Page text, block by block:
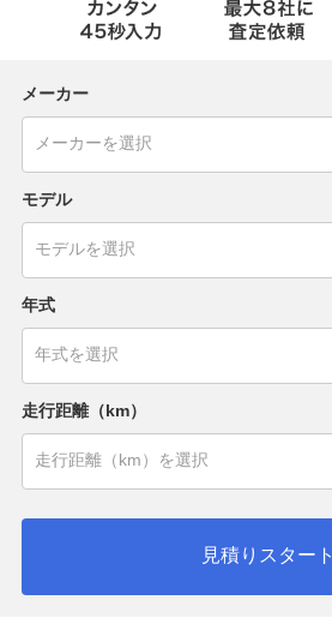
メーカー
モデル
年式
走行距離（km）
見積りスタート